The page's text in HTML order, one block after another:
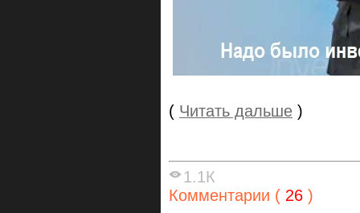
( Читать дальше )
1.1К
Комментарии ( 26 )